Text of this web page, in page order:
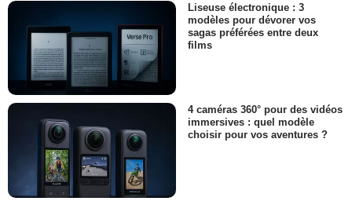
Liseuse électronique : 3
modèles pour dévorer vos
sagas préférées entre deux
films
4 caméras 360° pour des vidéos
immersives : quel modèle
choisir pour vos aventures ?